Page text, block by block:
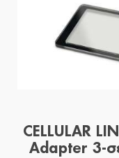
CELLULAR
Adapter 3-